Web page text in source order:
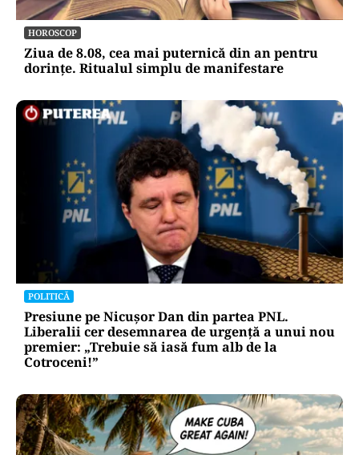
HOROSCOP
Ziua de 8.08, cea mai puternică din an pentru
dorințe. Ritualul simplu de manifestare
POLITICĂ
Presiune pe Nicușor Dan din partea PNL.
Liberalii cer desemnarea de urgență a unui nou
premier: „Trebuie să iasă fum alb de la
Cotroceni!”